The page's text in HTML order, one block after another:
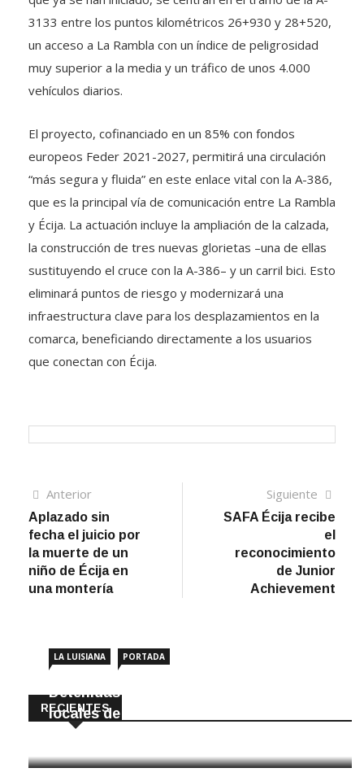
3133 entre los puntos kilométricos 26+930 y 28+520,
un acceso a La Rambla con un índice de peligrosidad
muy superior a la media y un tráfico de unos 4.000
vehículos diarios.
El proyecto, cofinanciado en un 85% con fondos
europeos Feder 2021-2027, permitirá una circulación
“más segura y fluida” en este enlace vital con la A-386,
que es la principal vía de comunicación entre La Rambla
y Écija. La actuación incluye la ampliación de la calzada,
la construcción de tres nuevas glorietas –una de ellas
sustituyendo el cruce con la A-386– y un carril bici. Esto
eliminará puntos de riesgo y modernizará una
infraestructura clave para los desplazamientos en la
comarca, beneficiando directamente a los usuarios
que conectan con Écija.
Navegación
de
entradas
AnteriorArtículo
anterior
Aplazado sin
fecha el juicio por
la muerte de un
niño de Écija en
una montería
Siguiente
SAFA Écija recibe
el
reconocimiento
de Junior
Achievement
RECIENTES
LA LUISIANA PORTADA
Detenidas dos personas por robar en
locales de La Luisiana